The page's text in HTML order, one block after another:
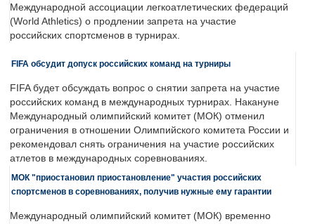
Международной ассоциации легкоатлетических федераций
(World Athletics) о продлении запрета на участие
российских спортсменов в турнирах.
FIFA обсудит допуск российских команд на турниры
FIFA будет обсуждать вопрос о снятии запрета на участие
российских команд в международных турнирах. Накануне
Международный олимпийский комитет (МОК) отменил
ограничения в отношении Олимпийского комитета России и
рекомендовал снять ограничения на участие российских
атлетов в международных соревнованиях.
МОК "приостановил приостановление" участия российских
спортсменов в соревнованиях, получив нужные ему гарантии
Международный олимпийский комитет (МОК) временно